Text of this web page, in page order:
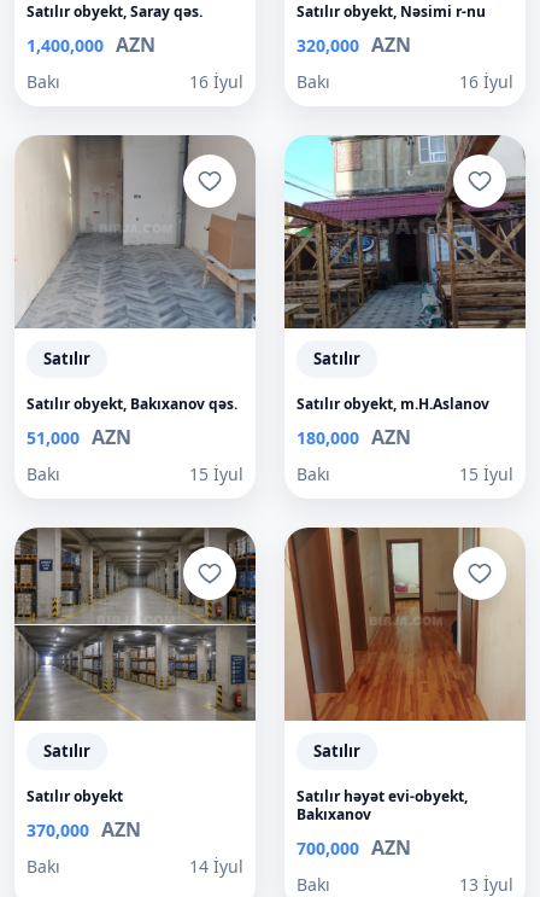
Satılır obyekt, Saray qəs.
1,400,000 AZN
Bakı 16 İyul
Satılır obyekt, Nəsimi r-nu
320,000 AZN
Bakı 16 İyul
Satılır
Satılır obyekt, Bakıxanov qəs.
51,000 AZN
Bakı 15 İyul
Satılır
Satılır obyekt, m.H.Aslanov
180,000 AZN
Bakı 15 İyul
Satılır
Satılır obyekt
370,000 AZN
Bakı 14 İyul
Satılır
Satılır həyət evi-obyekt,
Bakıxanov
700,000 AZN
Bakı 13 İyul